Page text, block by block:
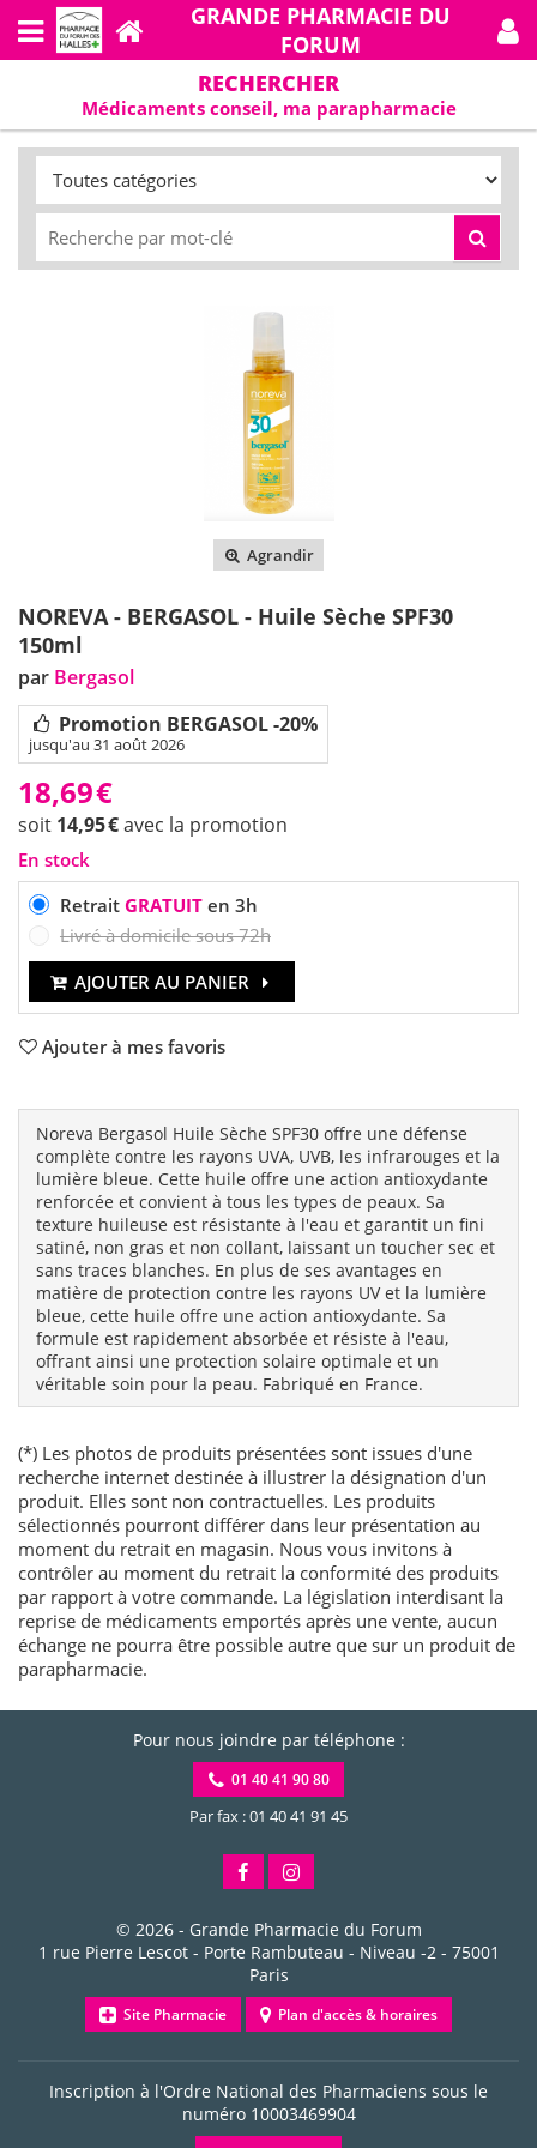
GRANDE PHARMACIE DU
FORUM
RECHERCHER
Médicaments conseil, ma parapharmacie
Agrandir
NOREVA - BERGASOL - Huile Sèche SPF30
150ml
par Bergasol
Promotion BERGASOL -20%
jusqu'au 31 août 2026
18,69€
soit 14,95€avec la promotion
En stock
Retrait GRATUITen 3h
Livré à domicile sous 72h
AJOUTER AU PANIER
Ajouter à mes favoris
Noreva Bergasol Huile Sèche SPF30 offre une défense
complète contre les rayons UVA, UVB, les infrarouges et la
lumière bleue. Cette huile offre une action antioxydante
renforcée et convient à tous les types de peaux. Sa
texture huileuse est résistante à l'eau et garantit un fini
satiné, non gras et non collant, laissant un toucher sec et
sans traces blanches. En plus de ses avantages en
matière de protection contre les rayons UV et la lumière
bleue, cette huile offre une action antioxydante. Sa
formule est rapidement absorbée et résiste à l'eau,
offrant ainsi une protection solaire optimale et un
véritable soin pour la peau. Fabriqué en France.
(*) Les photos de produits présentées sont issues d'une
recherche internet destinée à illustrer la désignation d'un
produit. Elles sont non contractuelles. Les produits
sélectionnés pourront différer dans leur présentation au
moment du retrait en magasin. Nous vous invitons à
contrôler au moment du retrait la conformité des produits
par rapport à votre commande. La législation interdisant la
reprise de médicaments emportés après une vente, aucun
échange ne pourra être possible autre que sur un produit de
parapharmacie.
Pour nous joindre par téléphone :
01 40 41 90 80
Par fax : 01 40 41 91 45
© 2026 - Grande Pharmacie du Forum
1 rue Pierre Lescot - Porte Rambuteau - Niveau -2 - 75001
Paris
Site Pharmacie Plan d'accès & horaires
Inscription à l'Ordre National des Pharmaciens sous le
numéro 10003469904